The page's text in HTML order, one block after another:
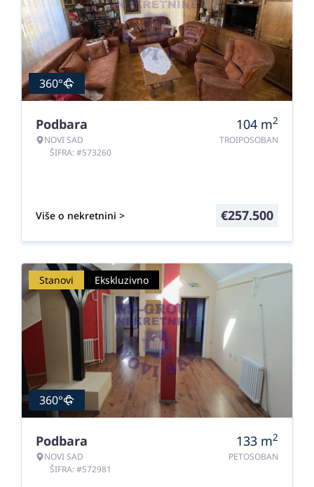
360°
Podbara
NOVI SAD
ŠIFRA: #573260
104 m2
TROIPOSOBAN
Više o nekretnini > €257.500
Stanovi Ekskluzivno
360°
Podbara
NOVI SAD
ŠIFRA: #572981
133 m2
PETOSOBAN